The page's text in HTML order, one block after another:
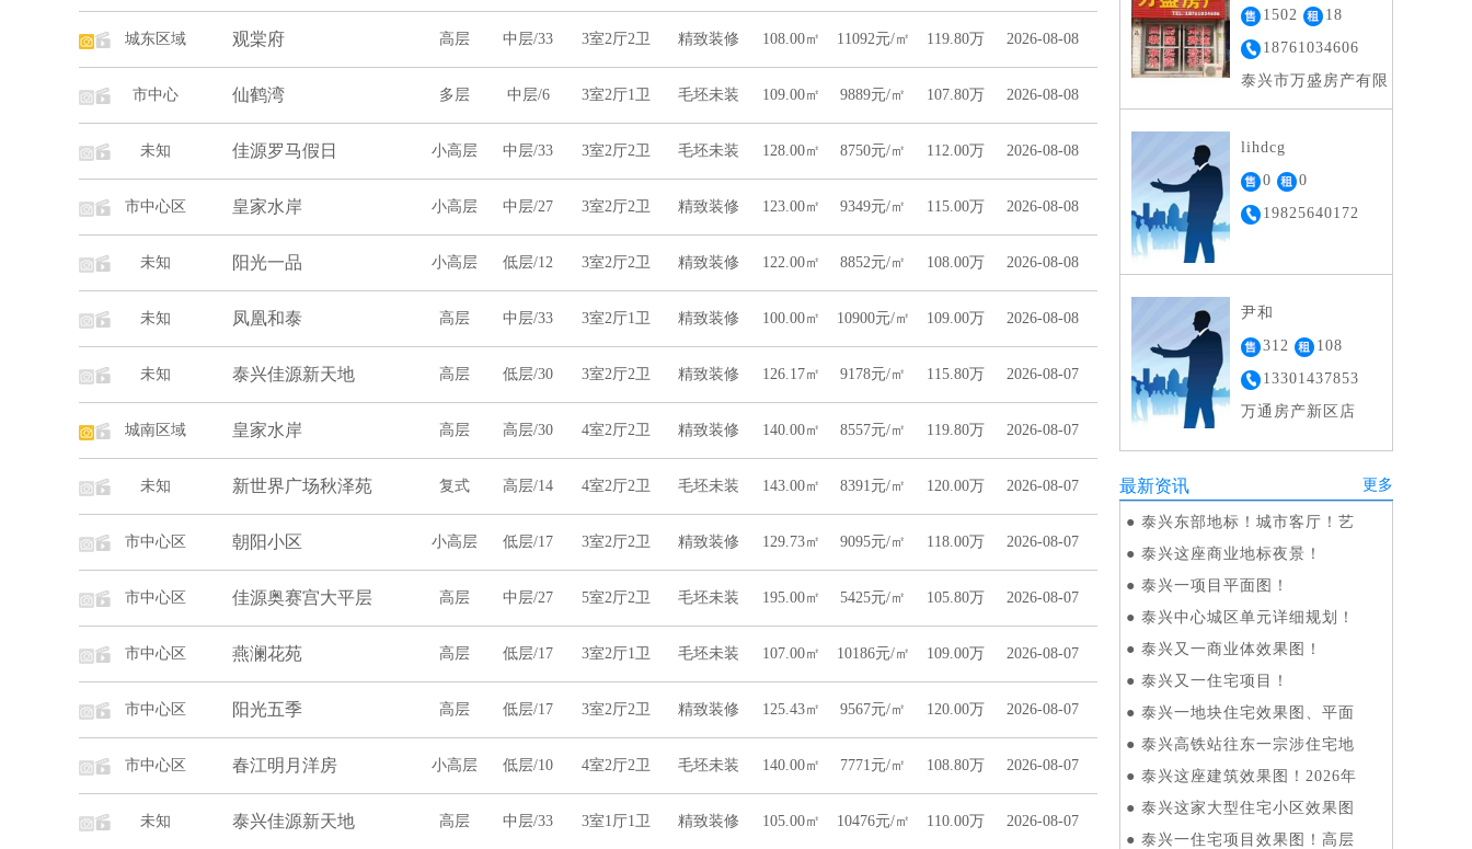
城东区域 观棠府 高层 中层/33 3室2厅2卫 精致装修 108.00㎡ 11092元/㎡ 119.80万 2026-08-08
市中心 仙鹤湾 多层 中层/6 3室2厅1卫 毛坯未装 109.00㎡ 9889元/㎡ 107.80万 2026-08-08
未知 佳源罗马假日 小高层 中层/33 3室2厅2卫 毛坯未装 128.00㎡ 8750元/㎡ 112.00万 2026-08-08
市中心区 皇家水岸 小高层 中层/27 3室2厅2卫 精致装修 123.00㎡ 9349元/㎡ 115.00万 2026-08-08
未知 阳光一品 小高层 低层/12 3室2厅2卫 精致装修 122.00㎡ 8852元/㎡ 108.00万 2026-08-08
未知 凤凰和泰 高层 中层/33 3室2厅1卫 精致装修 100.00㎡ 10900元/㎡ 109.00万 2026-08-08
未知 泰兴佳源新天地 高层 低层/30 3室2厅2卫 精致装修 126.17㎡ 9178元/㎡ 115.80万 2026-08-07
城南区域 皇家水岸 高层 高层/30 4室2厅2卫 精致装修 140.00㎡ 8557元/㎡ 119.80万 2026-08-07
未知 新世界广场秋泽苑 复式 高层/14 4室2厅2卫 毛坯未装 143.00㎡ 8391元/㎡ 120.00万 2026-08-07
市中心区 朝阳小区 小高层 低层/17 3室2厅2卫 精致装修 129.73㎡ 9095元/㎡ 118.00万 2026-08-07
市中心区 佳源奥赛宫大平层 高层 中层/27 5室2厅2卫 毛坯未装 195.00㎡ 5425元/㎡ 105.80万 2026-08-07
市中心区 燕澜花苑 高层 低层/17 3室2厅1卫 毛坯未装 107.00㎡ 10186元/㎡ 109.00万 2026-08-07
市中心区 阳光五季 高层 低层/17 3室2厅2卫 精致装修 125.43㎡ 9567元/㎡ 120.00万 2026-08-07
市中心区 春江明月洋房 小高层 低层/10 4室2厅2卫 毛坯未装 140.00㎡ 7771元/㎡ 108.80万 2026-08-07
未知 泰兴佳源新天地 高层 中层/33 3室1厅1卫 精致装修 105.00㎡ 10476元/㎡ 110.00万 2026-08-07
1502
18
18761034606
泰兴市万盛房产有限
公司
lihdcg
0
0
19825640172
尹和
312
108
13301437853
万通房产新区店
最新资讯 更多
● 泰兴东部地标！城市客厅！艺
● 泰兴这座商业地标夜景！
● 泰兴一项目平面图！
● 泰兴中心城区单元详细规划！
● 泰兴又一商业体效果图！
● 泰兴又一住宅项目！
● 泰兴一地块住宅效果图、平面
● 泰兴高铁站往东一宗涉住宅地
● 泰兴这座建筑效果图！2026年
● 泰兴这家大型住宅小区效果图
● 泰兴一住宅项目效果图！高层